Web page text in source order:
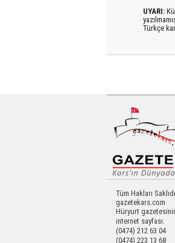
UYARI:
Türkçe
Tüm Hakları
gazetekars.com
Hüryurt
internet sayfası.
(0474) 212 63 04
(0474) 223 13 68